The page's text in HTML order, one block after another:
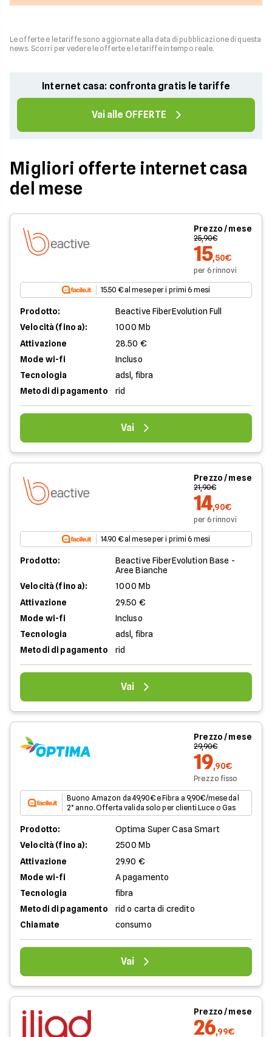
Le offerte e le tariffe sono aggiornate alla data di pubblicazione di questa
news. Scorri per vedere le offerte e le tariffe in tempo reale.
Internet casa: confronta gratis le tariffe
Vai alle OFFERTE
Migliori offerte internet casa
del mese
Prezzo / mese
25,90€
15,50€
per 6 rinnovi
15.50 € al mese per i primi 6 mesi
Prodotto:
Beactive FiberEvolution Full
Velocità (fino a):
1000 Mb
Attivazione
28.50 €
Mode wi-fi
Incluso
Tecnologia
adsl, fibra
Metodi di pagamento
rid
Vai
Prezzo / mese
21,90€
14,90€
per 6 rinnovi
14.90 € al mese per i primi 6 mesi
Prodotto:
Beactive FiberEvolution Base -
Aree Bianche
Velocità (fino a):
1000 Mb
Attivazione
29.50 €
Mode wi-fi
Incluso
Tecnologia
adsl, fibra
Metodi di pagamento
rid
Vai
Prezzo / mese
29,90€
19,90€
Prezzo fisso
Buono Amazon da 49,90€ e Fibra a 9,90€/mese dal
2° anno. Offerta valida solo per clienti Luce o Gas
Prodotto:
Optima Super Casa Smart
Velocità (fino a):
2500 Mb
Attivazione
29.90 €
Mode wi-fi
A pagamento
Tecnologia
fibra
Metodi di pagamento
rid o carta di credito
Chiamate
consumo
Vai
Prezzo / mese
26,99€